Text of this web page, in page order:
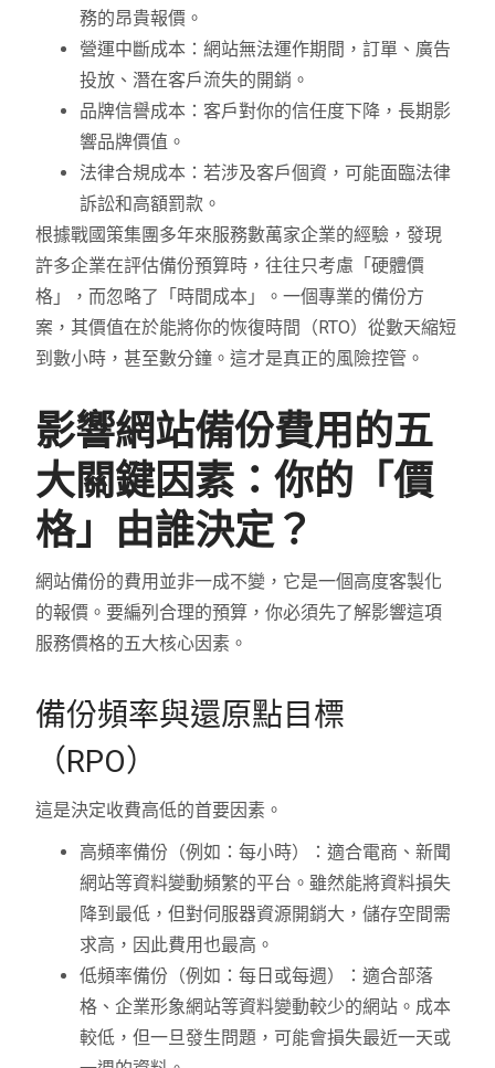
務的昂貴報價。
營運中斷成本：網站無法運作期間，訂單、廣告
投放、潛在客戶流失的開銷。
品牌信譽成本：客戶對你的信任度下降，長期影
響品牌價值。
法律合規成本：若涉及客戶個資，可能面臨法律
訴訟和高額罰款。
根據戰國策集團多年來服務數萬家企業的經驗，發現
許多企業在評估備份預算時，往往只考慮「硬體價
格」，而忽略了「時間成本」。一個專業的備份方
案，其價值在於能將你的恢復時間（RTO）從數天縮短
到數小時，甚至數分鐘。這才是真正的風險控管。
影響網站備份費用的五
大關鍵因素：你的「價
格」由誰決定？
網站備份的費用並非一成不變，它是一個高度客製化
的報價。要編列合理的預算，你必須先了解影響這項
服務價格的五大核心因素。
備份頻率與還原點目標
（RPO）
這是決定收費高低的首要因素。
高頻率備份（例如：每小時）：適合電商、新聞
網站等資料變動頻繁的平台。雖然能將資料損失
降到最低，但對伺服器資源開銷大，儲存空間需
求高，因此費用也最高。
低頻率備份（例如：每日或每週）：適合部落
格、企業形象網站等資料變動較少的網站。成本
較低，但一旦發生問題，可能會損失最近一天或